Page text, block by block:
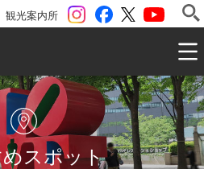
ツイッター
Facebook
instagram
観光案内所
新宿観光振興協会 Shinjuku
スポット